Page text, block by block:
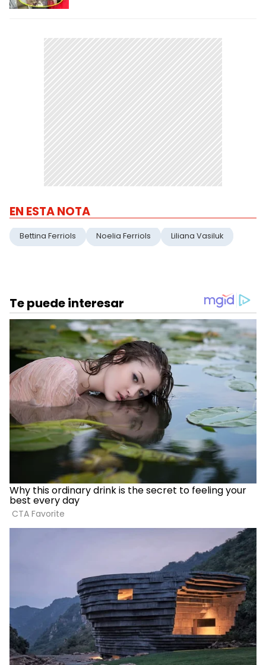
EN ESTA NOTA
Bettina Ferriols Noelia Ferriols Liliana Vasiluk